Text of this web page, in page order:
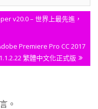
v20.0 – 世界上最先進，
繁體中文化正式版